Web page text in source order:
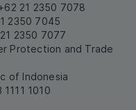
21 2350 7078
2350 7045
2350 7077
Protection and Trade
of Indonesia
1010